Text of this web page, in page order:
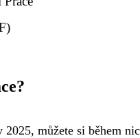
můžete si během